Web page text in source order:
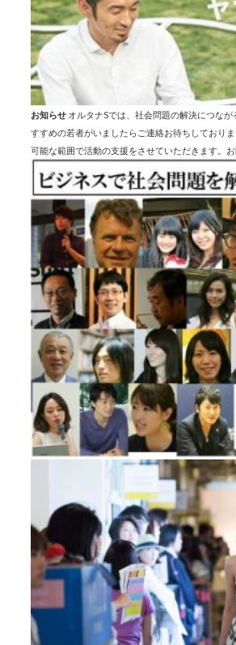
お知らせ オルタナSでは、社会問題の解決につな
すすめの若者がいましたらご連絡お待ちしており
可能な範囲で活動の支援をさせていただきます。